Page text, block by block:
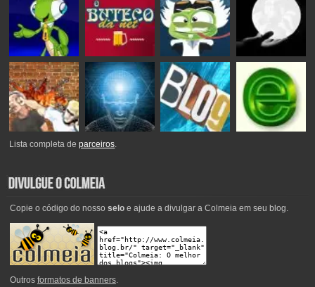
Lista completa deparceiros.
Copie o código do nosso seloe ajude a divulgar a Colmeia em seu blog.
Outros formatos de banners.